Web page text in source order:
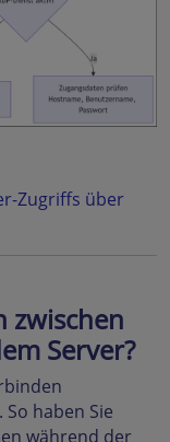
Zugriffs über
zwischen
Server?
haben Sie
während der